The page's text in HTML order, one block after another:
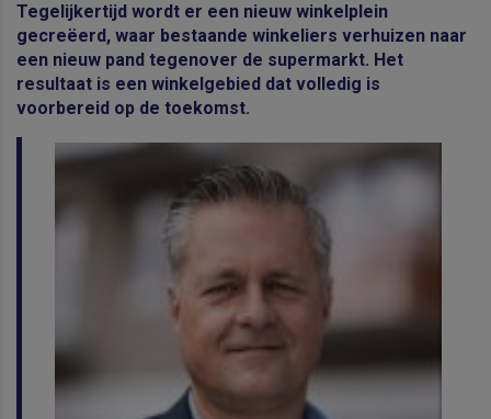
Tegelijkertijd wordt er een nieuw winkelplein
gecreëerd, waar bestaande winkeliers verhuizen naar
een nieuw pand tegenover de supermarkt. Het
resultaat is een winkelgebied dat volledig is
voorbereid op de toekomst.